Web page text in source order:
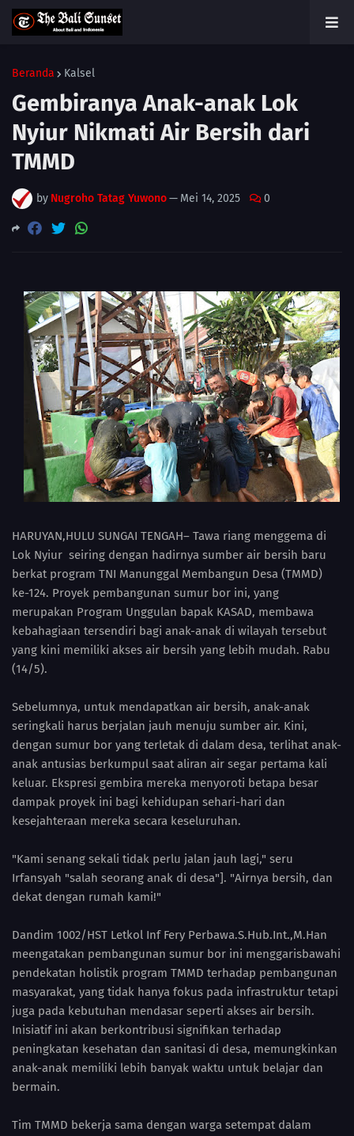
Beranda Kalsel
Gembiranya Anak-anak Lok
Nyiur Nikmati Air Bersih dari
TMMD
by Nugroho Tatag Yuwono— Mei 14, 2025 0
HARUYAN,HULU SUNGAI TENGAH– Tawa riang menggema di
Lok Nyiur seiring dengan hadirnya sumber air bersih baru
berkat program TNI Manunggal Membangun Desa (TMMD)
ke-124. Proyek pembangunan sumur bor ini, yang
merupakan Program Unggulan bapak KASAD, membawa
kebahagiaan tersendiri bagi anak-anak di wilayah tersebut
yang kini memiliki akses air bersih yang lebih mudah. Rabu
(14/5).
Sebelumnya, untuk mendapatkan air bersih, anak-anak
seringkali harus berjalan jauh menuju sumber air. Kini,
dengan sumur bor yang terletak di dalam desa, terlihat anak-
anak antusias berkumpul saat aliran air segar pertama kali
keluar. Ekspresi gembira mereka menyoroti betapa besar
dampak proyek ini bagi kehidupan sehari-hari dan
kesejahteraan mereka secara keseluruhan.
"Kami senang sekali tidak perlu jalan jauh lagi," seru
Irfansyah "salah seorang anak di desa"]. "Airnya bersih, dan
dekat dengan rumah kami!"
Dandim 1002/HST Letkol Inf Fery Perbawa.S.Hub.Int.,M.Han
meengatakan pembangunan sumur bor ini menggarisbawahi
pendekatan holistik program TMMD terhadap pembangunan
masyarakat, yang tidak hanya fokus pada infrastruktur tetapi
juga pada kebutuhan mendasar seperti akses air bersih.
Inisiatif ini akan berkontribusi signifikan terhadap
peningkatan kesehatan dan sanitasi di desa, memungkinkan
anak-anak memiliki lebih banyak waktu untuk belajar dan
bermain.
Tim TMMD bekerja sama dengan warga setempat dalam